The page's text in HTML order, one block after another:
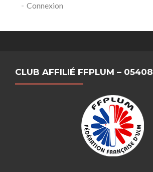
Connexion
CLUB AFFILIÉ FFPLUM – 05408